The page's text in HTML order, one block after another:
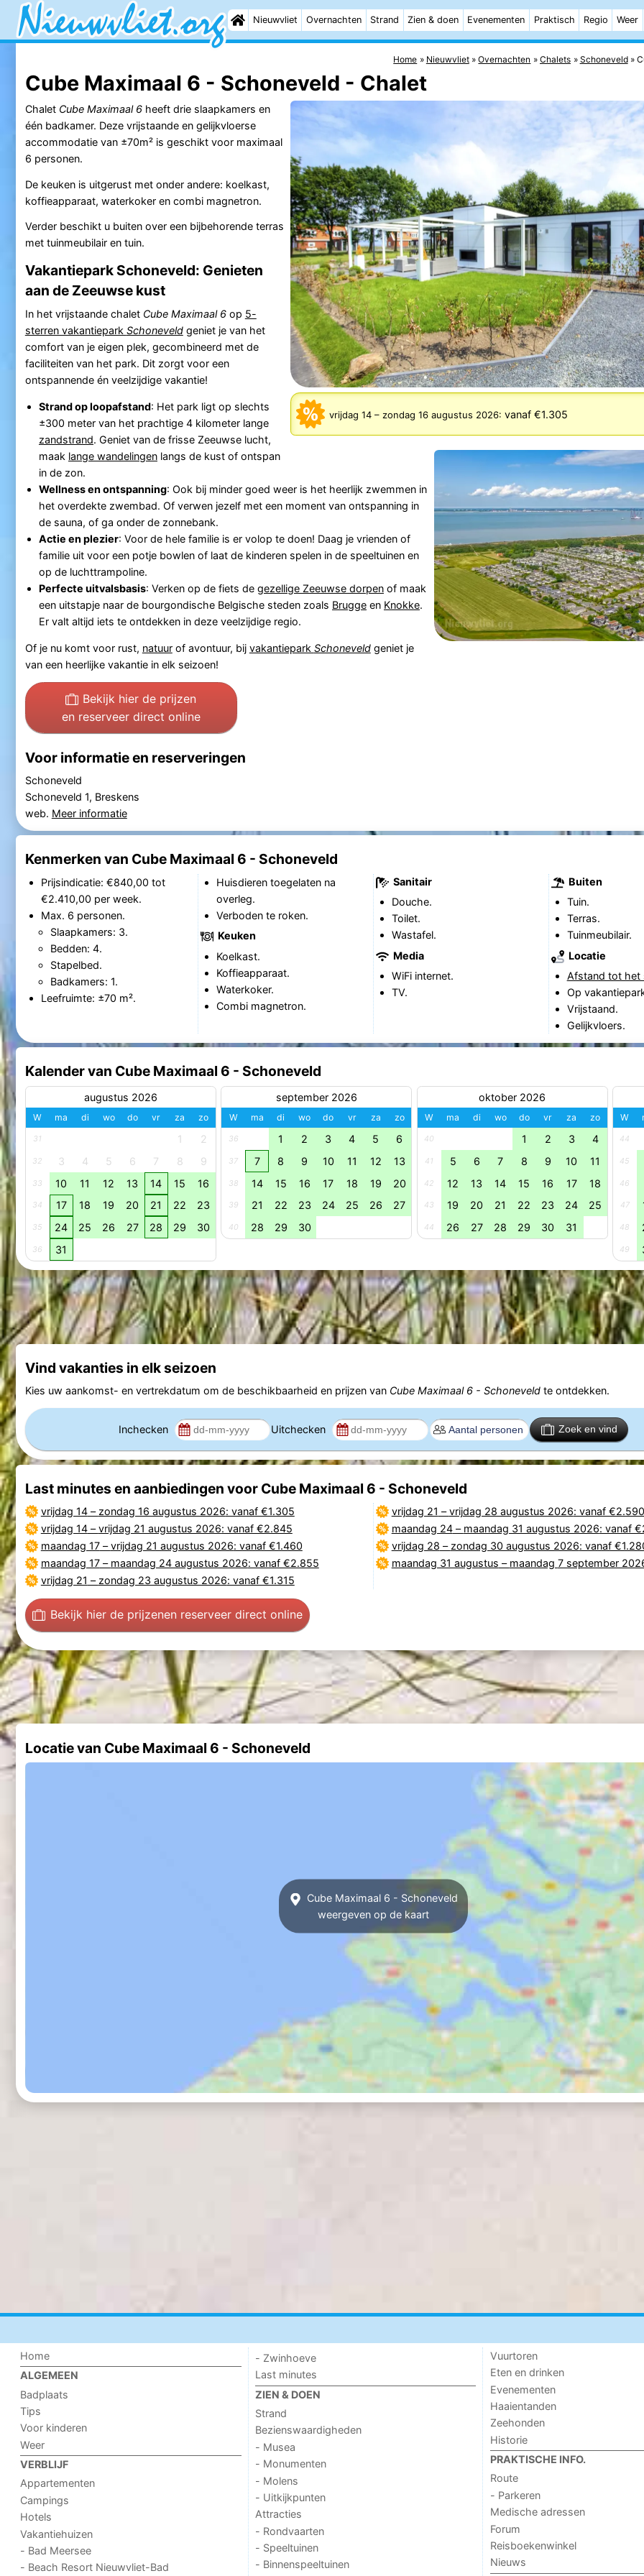
Nieuwvliet Overnachten Strand Zien & doen Evenementen Praktisch Regio Weer
Home Nieuwvliet Overnachten Chalets Schoneveld
Cube Maximaal 6 - Schoneveld - Chalet
vrijdag 14– zondag 16 augustus 2026: vanaf €1.305
Chalet Cube Maximaal 6heeft drie slaapkamers en
één badkamer. Deze vrijstaande en gelijkvloerse
accommodatie van ±70m² is geschikt voor maximaal
6 personen.
De keuken is uitgerust met onder andere: koelkast,
koffieapparaat, waterkoker en combi magnetron.
Verder beschikt u buiten over een bijbehorende terras
met tuinmeubilair en tuin.
Vakantiepark Schoneveld: Genieten
aan de Zeeuwse kust
In het vrijstaande chalet Cube Maximaal 6op 5-
sterren vakantiepark Schoneveldgeniet je van het
comfort van je eigen plek, gecombineerd met de
faciliteiten van het park. Dit zorgt voor een
ontspannende én veelzijdige vakantie!
Strand op loopafstand: Het park ligt op slechts
±300 meter van het prachtige 4 kilometer lange
zandstrand. Geniet van de frisse Zeeuwse lucht,
maak lange wandelingenlangs de kust of ontspan
in de zon.
Wellness en ontspanning: Ook bij minder goed weer is het heerlijk zwemmen in
het overdekte zwembad. Of verwen jezelf met een moment van ontspanning in
de sauna, of ga onder de zonnebank.
Actie en plezier: Voor de hele familie is er volop te doen! Daag je vrienden of
familie uit voor een potje bowlen of laat de kinderen spelen in de speeltuinen en
op de luchttrampoline.
Perfecte uitvalsbasis: Verken op de fiets de gezellige Zeeuwse dorpenof maak
een uitstapje naar de bourgondische Belgische steden zoals Bruggeen Knokke.
Er valt altijd iets te ontdekken in deze veelzijdige regio.
Of je nu komt voor rust, natuurof avontuur, bij vakantiepark Schoneveldgeniet je
van een heerlijke vakantie in elk seizoen!
Bekijk hier de prijzen
en reserveer direct online
Voor informatie en reserveringen
Schoneveld
Schoneveld 1, Breskens
web. Meer informatie
Kenmerken van Cube Maximaal 6 - Schoneveld
Prijsindicatie: €840,00 tot
€2.410,00 per week.
Max. 6 personen.
Slaapkamers: 3.
Bedden: 4.
Stapelbed.
Badkamers: 1.
Leefruimte: ±70 m².
Huisdieren toegelaten na
overleg.
Verboden te roken.
Keuken
Koelkast.
Koffieapparaat.
Waterkoker.
Combi magnetron.
Sanitair
Douche.
Toilet.
Wastafel.
Media
WiFi internet.
TV.
Buiten
Tuin.
Terras.
Tuinmeubilair.
Locatie
Afstand tot het
Op
Vrijstaand.
Gelijkvloers.
Kalender van Cube Maximaal 6 - Schoneveld
augustus 2026
W ma di wo do vr za zo
31 1 2
32 3 4 5 6 7 8 9
33 10 11 12 13 14 15 16
34 17 18 19 20 21 22 23
35 24 25 26 27 28 29 30
36 31
september 2026
W ma di wo do vr za zo
36 1 2 3 4 5 6
37 7 8 9 10 11 12 13
38 14 15 16 17 18 19 20
39 21 22 23 24 25 26 27
40 28 29 30
oktober 2026
W ma di wo do vr za zo
40 1 2 3 4
41 5 6 7 8 9 10 11
42 12 13 14 15 16 17 18
43 19 20 21 22 23 24 25
44 26 27 28 29 30 31
W
44
45
46
47
48
49
Vind vakanties in elk seizoen
Kies uw aankomst- en vertrekdatum om de beschikbaarheid en prijzen van Cube Maximaal 6 - Schoneveldte ontdekken.
Inchecken Uitchecken Zoek en vind
Last minutes en aanbiedingen voor Cube Maximaal 6 - Schoneveld
vrijdag 14– zondag 16 augustus 2026: vanaf €1.305
vrijdag 14–vrijdag 21 augustus 2026: vanaf €2.845
maandag 17–vrijdag 21 augustus 2026: vanaf €1.460
maandag 17– maandag 24 augustus 2026: vanaf €2.855
vrijdag 21 – zondag 23 augustus 2026: vanaf €1.315
vrijdag 21 –vrijdag 28 augustus 2026: vanaf €2.590
maandag 24– maandag 31 augustus 2026: vanaf
vrijdag 28 – zondag 30 augustus 2026: vanaf
maandag 31 augustus – maandag 7 september
Bekijk hier de prijzenen reserveer direct online
Locatie van Cube Maximaal 6 - Schoneveld
Cube Maximaal 6 - Schoneveld
weergeven op de kaart
Home
ALGEMEEN
Badplaats
Tips
Voor kinderen
Weer
VERBLIJF
Appartementen
Campings
Hotels
Vakantiehuizen
- Bad Meersee
- Beach Resort Nieuwvliet-Bad
- Zwinhoeve
Last minutes
ZIEN & DOEN
Strand
Bezienswaardigheden
- Musea
- Monumenten
- Molens
- Uitkijkpunten
Attracties
- Rondvaarten
- Speeltuinen
- Binnenspeeltuinen
Vuurtoren
Eten en drinken
Evenementen
Haaientanden
Zeehonden
Historie
PRAKTISCHE INFO.
Route
- Parkeren
Medische adressen
Forum
Reisboekenwinkel
Nieuws